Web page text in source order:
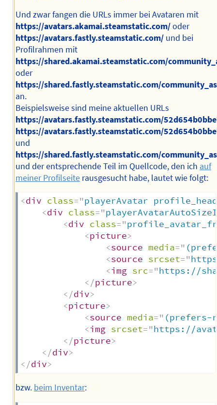
Und zwar fangen die URLs immer bei Avataren mit
https://avatars.akamai.steamstatic.com/oder
https://avatars.fastly.steamstatic.com/und bei
Profilrahmen mit
https://shared.akamai.steamstatic.com/
oder
https://shared.fastly.steamstatic.com/
an.
Beispielsweise sind meine aktuellen URLs
https://avatars.fastly.steamstatic.com/
https://avatars.fastly.steamstatic.com/
und
https://shared.fastly.steamstatic.com/
und der entsprechende Teil im Quellcode, den ich auf
meiner Profilseiterausgesucht habe, lautet wie folgt:
<div class="playerAvatar
<div class="
<div class="
<picture>
<source media="
<source srcset="
<img src="https://
</picture>
</div>
<picture>
<source media=" (prefers-
<img srcset="https://
</picture>
</div>
</div>
bzw. beim Inventar: